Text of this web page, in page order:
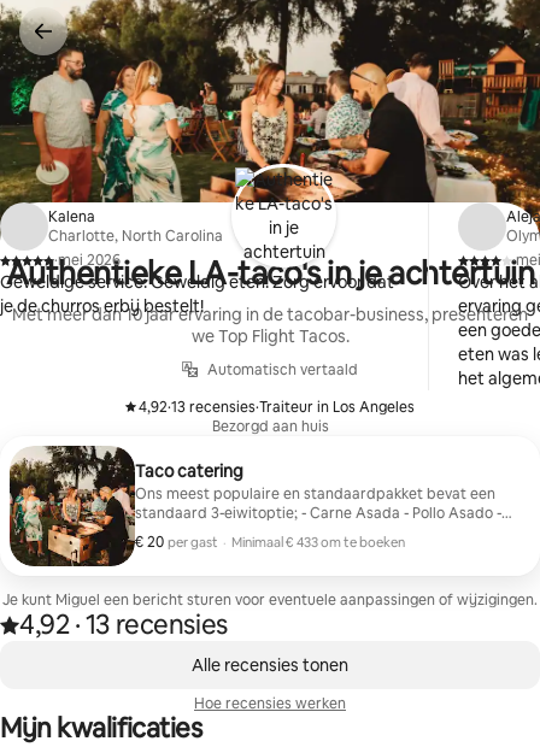
Ga
direct
naar
inhoud
Authentieke LA-taco's in je achtertuin
Met meer dan 10 jaar ervaring in de tacobar-business, presenteren
we Top Flight Tacos.
Automatisch vertaald
4,92·13 recensies·Traiteur in Los Angeles
Bezorgd aan huis
Taco catering
Ons meest populaire en standaardpakket bevat een
standaard 3-eiwitoptie; - Carne Asada - Pollo Asado -
Vegetarische fajitas Premium vlees dat kan worden
toegevoegd: - Al Pastor - Carnitas - Garnalen -Chorizo -
standaard taco-toppings (ui, koriander, citroenen), 3
soorten salsa's. We hebben tonnen add-ons voor de
tacobar, zoals Agua Frescas, Guacamole/Chips, kaas,
€ 20 per gast
€ 20 per gast · Minimaal € 433 om te boeken
Je kunt Miguel een bericht sturen voor eventuele aanpassingen of wijzigingen.
4,92 van vijf sterren, van 13 recensies
4,92
, ·13 recensies
0 van 0 items weergegeven
Kalena
Charlotte, North Carolina
,
·mei 2026
Geweldige service. Geweldig eten! Zorg ervoor dat
je de churros erbij bestelt!
,
·
Over het
ervaring
een
eten was
het
Alle recensies tonen
Hoe recensies werken
Mijn kwalificaties